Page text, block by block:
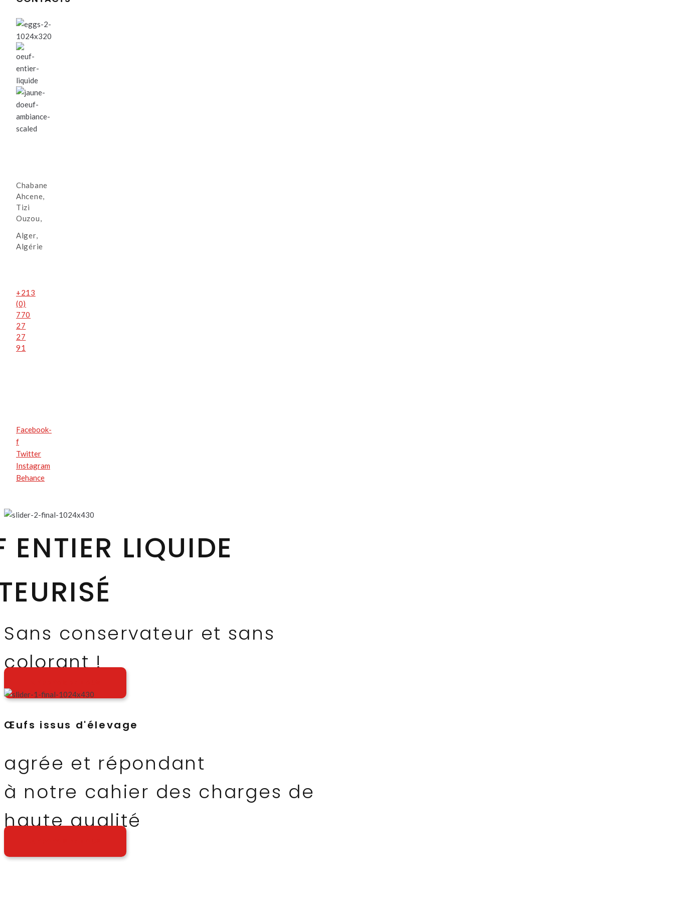
Chabane
Ahcene,
Tizi
Ouzou,
Alger,
Algérie
+213
(0)
770
27
27
91
Facebook-
f
Twitter
Instagram
Behance
LIQUIDE
Sans conservateur et sans
colorant !
Œufs issus d'élevage
agrée et répondant
à notre cahier des charges de
haute qualité